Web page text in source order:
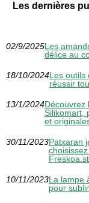
Les dernières
02/9/2025Les
délice au
18/10/2024Les outils
réussir
13/1/2024Découvrez
Silikomart,
et
30/11/2023Patxaran
10/11/2023La lampe
pour